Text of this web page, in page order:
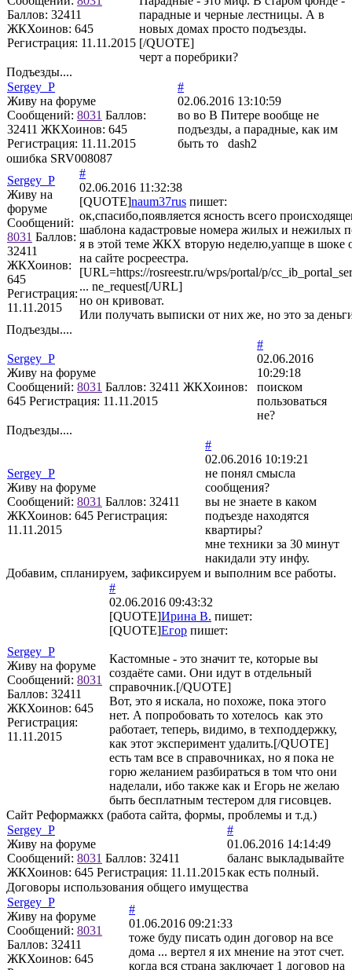
Баллов: 32411
ЖКХоинов: 645
Регистрация: 11.11.2015
парадные и черные лестницы. А в
новых домах просто подъезды.
[/QUOTE]
черт а поребрики?
Подъезды....
Sergey_P
Живу на форуме
Сообщений: 8031 Баллов:
32411 ЖКХоинов: 645
Регистрация: 11.11.2015
#
02.06.2016 13:10:59
во во В Питере вообще не
подъезды, а парадные, как им
быть то dash2
ошибка SRV008087
Sergey_P
Живу на
форуме
Сообщений:
8031 Баллов:
32411
ЖКХоинов:
645
Регистрация:
11.11.2015
#
02.06.2016 11:32:38
[QUOTE]naum37rus пишет:
ок,спасибо,появляется ясность всего
шаблона кадастровые номера жилых и нежилых
я в этой теме ЖКХ вторую неделю,уапще в
на сайте росреестра.
[URL=https://rosreestr.ru/wps/portal/p/
... ne_request[/URL]
но он кривоват.
Или получать выписки от них же, но это за
Подъезды....
Sergey_P
Живу на форуме
Сообщений: 8031 Баллов: 32411 ЖКХоинов:
645 Регистрация: 11.11.2015
#
02.06.2016
10:29:18
поиском
пользоваться
не?
Подъезды....
Sergey_P
Живу на форуме
Сообщений: 8031 Баллов: 32411
ЖКХоинов: 645 Регистрация:
11.11.2015
#
02.06.2016 10:19:21
не понял смысла
сообщения?
вы не знаете в каком
подъезде находятся
квартиры?
мне техники за 30 минут
накидали эту инфу.
Добавим, спланируем, зафиксируем и выполним все работы.
Sergey_P
Живу на форуме
Сообщений: 8031
Баллов: 32411
ЖКХоинов: 645
Регистрация:
11.11.2015
#
02.06.2016 09:43:32
[QUOTE]Ирина В. пишет:
[QUOTE]Егор пишет:
Кастомные - это значит те, которые вы
создаёте сами. Они идут в отдельный
справочник.[/QUOTE]
Вот, это я искала, но похоже, пока этого
нет. А попробовать то хотелось как это
работает, теперь, видимо, в техподдержку,
как этот эксперимент удалить.[/QUOTE]
есть там все в справочниках, но я пока не
горю желанием разбираться в том что они
наделали, ибо также как и Егорь не желаю
быть бесплатным тестером для гисовцев.
Сайт Реформажкх (работа сайта, формы, проблемы и т.д.)
Sergey_P
Живу на форуме
Сообщений: 8031 Баллов: 32411
ЖКХоинов: 645 Регистрация: 11.11.2015
#
01.06.2016 14:14:49
баланс выкладывайте
как есть полный.
Договоры использования общего имущества
Sergey_P
Живу на форуме
Сообщений: 8031
Баллов: 32411
ЖКХоинов: 645
#
01.06.2016 09:21:33
тоже буду писать один договор на все
дома ... вертел я их мнение на этот счет.
когда вся страна заключает 1 договор на